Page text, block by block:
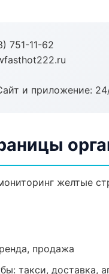
751-11-62
и приложение:
желтые
продажа
такси, доставка,